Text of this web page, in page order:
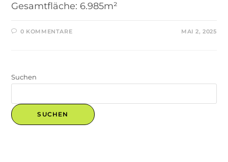
Gesamtfläche: 6.985m²
0 KOMMENTARE MAI 2, 2025
Suchen
SUCHEN